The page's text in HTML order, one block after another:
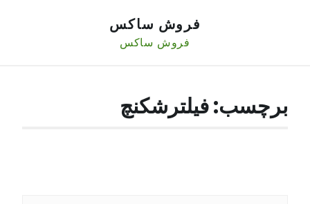
فروش ساکس
فروش ساکس
برچسب:فیلترشکنچ